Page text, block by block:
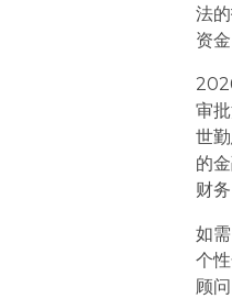
法
资
审
世
的
财
如
个
顾